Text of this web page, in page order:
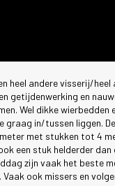
heel andere visserij/heel
getijdenwerking en
Wel dikke wierbedden
graag in/tussen liggen.
met stukken tot 4
een stuk helderder dan
zijn vaak het beste
ook missers en